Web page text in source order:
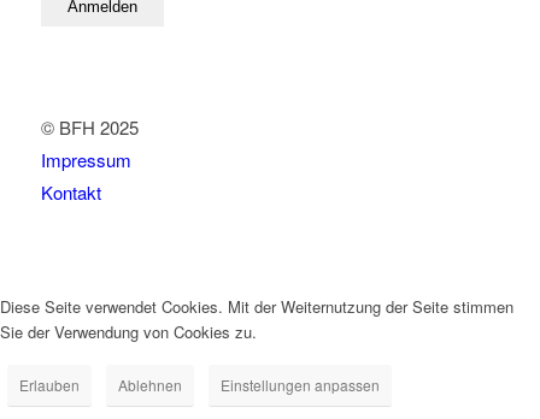
© BFH 2025
Impressum
Kontakt
Diese Seite verwendet Cookies. Mit der Weiternutzung der Seite stimmen
Sie der Verwendung von Cookies zu.
Erlauben Ablehnen Einstellungen anpassen